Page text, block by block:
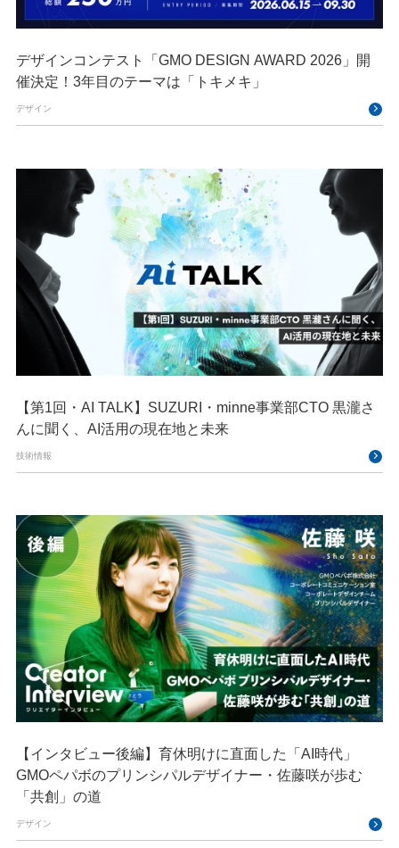
デザインコンテスト「GMO DESIGN AWARD 2026」開
催決定！3年目のテーマは「トキメキ」
デザイン
【第1回・AI TALK】SUZURI・minne事業部CTO 黒瀧さ
んに聞く、AI活用の現在地と未来
技術情報
【インタビュー後編】育休明けに直面した「AI時代」
GMOペパボのプリンシパルデザイナー・佐藤咲が歩む
「共創」の道
デザイン